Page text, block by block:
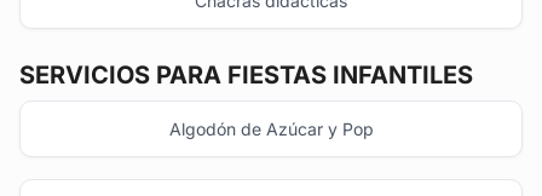
SERVICIOS PARA FIESTAS INFANTILES
Algodón de Azúcar y Pop